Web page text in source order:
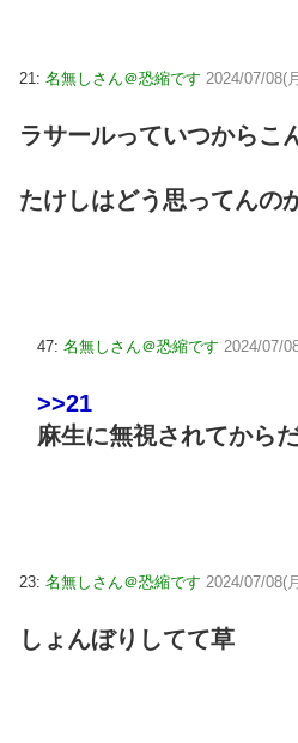
21: 名無しさん＠恐縮です 2024/07/08(
ラサールっていつからこ
たけしはどう思ってんの
47: 名無しさん＠恐縮です 2024/07/
>>21
麻生に無視されてから
23: 名無しさん＠恐縮です 2024/07/08(
しょんぼりしてて草